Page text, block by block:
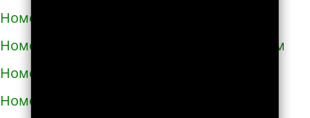
Номера телефонов такси в Кролевце
Номера телефонов такси в Кропивницком
Номера телефонов такси в Купянске
Номера телефонов такси в Ладыжине